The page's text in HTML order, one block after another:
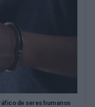
de seres humanos